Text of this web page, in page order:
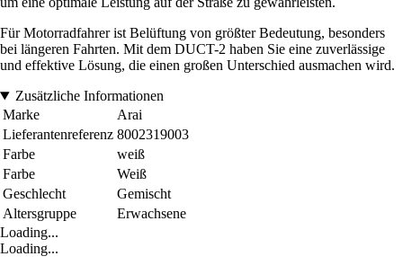
Für Motorradfahrer ist Belüftung von größter Bedeutung, besonders
bei längeren Fahrten. Mit dem DUCT-2 haben Sie eine zuverlässige
und effektive Lösung, die einen großen Unterschied ausmachen wird.
Zusätzliche Informationen
Marke
Arai
Lieferantenreferenz 8002319003
Farbe
weiß
Farbe
Weiß
Geschlecht
Gemischt
Altersgruppe
Erwachsene
Loading...
Loading...